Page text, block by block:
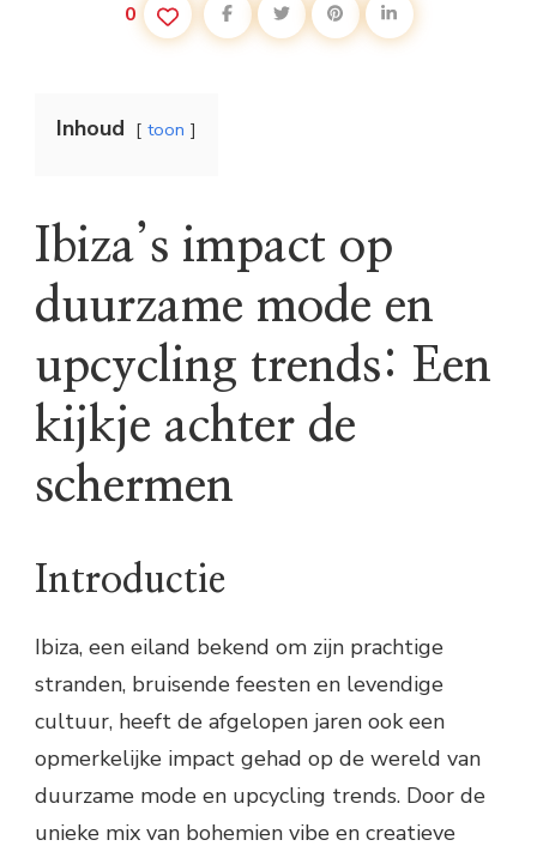
0
Inhoud toon
Ibiza’s impact op
duurzame mode en
upcycling trends: Een
kijkje achter de
schermen
Introductie
Ibiza, een eiland bekend om zijn prachtige
stranden, bruisende feesten en levendige
cultuur, heeft de afgelopen jaren ook een
opmerkelijke impact gehad op de wereld van
duurzame mode en upcycling trends. Door de
unieke mix van bohemien vibe en creatieve